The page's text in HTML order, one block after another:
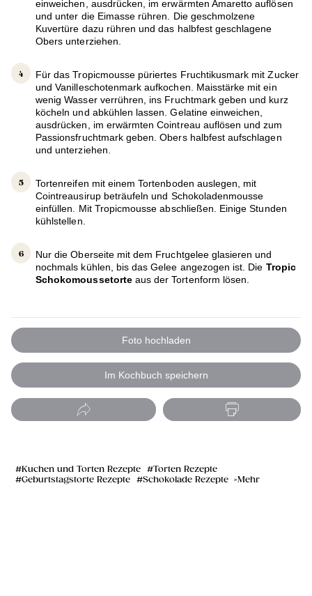
einweichen, ausdrücken, im erwärmten Amaretto auflösen
und unter die Eimasse rühren. Die geschmolzene
Kuvertüre dazu rühren und das halbfest geschlagene
Obers unterziehen.
Für das Tropicmousse püriertes Fruchtikusmark mit Zucker
und Vanilleschotenmark aufkochen. Maisstärke mit ein
wenig Wasser verrühren, ins Fruchtmark geben und kurz
köcheln und abkühlen lassen. Gelatine einweichen,
ausdrücken, im erwärmten Cointreau auflösen und zum
Passionsfruchtmark geben. Obers halbfest aufschlagen
und unterziehen.
Tortenreifen mit einem Tortenboden auslegen, mit
Cointreausirup beträufeln und Schokoladenmousse
einfüllen. Mit Tropicmousse abschließen. Einige Stunden
kühlstellen.
Nur die Oberseite mit dem Fruchtgelee glasieren und
nochmals kühlen, bis das Gelee angezogen ist. Die Tropic
Schokomoussetorteaus der Tortenform lösen.
Foto hochladen
Im Kochbuch speichern
Kuchen und Torten Rezepte
Torten Rezepte
Geburtstagstorte Rezepte
Schokolade Rezepte Mehr